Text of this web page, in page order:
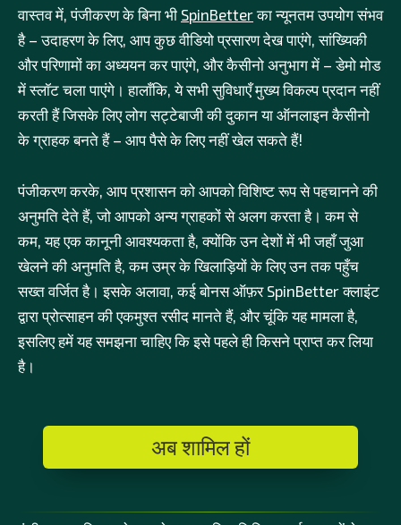
वास्तव में, पंजीकरण के बिना भी SpinBetterका न्यूनतम उपयोग संभव
है – उदाहरण के लिए, आप कुछ वीडियो प्रसारण देख पाएंगे, सांख्यिकी
और परिणामों का अध्ययन कर पाएंगे, और कैसीनो अनुभाग में – डेमो मोड
में स्लॉट चला पाएंगे। हालाँकि, ये सभी सुविधाएँ मुख्य विकल्प प्रदान नहीं
करती हैं जिसके लिए लोग सट्टेबाजी की दुकान या ऑनलाइन कैसीनो
के ग्राहक बनते हैं – आप पैसे के लिए नहीं खेल सकते हैं!
पंजीकरण करके, आप प्रशासन को आपको विशिष्ट रूप से पहचानने की
अनुमति देते हैं, जो आपको अन्य ग्राहकों से अलग करता है। कम से
कम, यह एक कानूनी आवश्यकता है, क्योंकि उन देशों में भी जहाँ जुआ
खेलने की अनुमति है, कम उम्र के खिलाड़ियों के लिए उन तक पहुँच
सख्त वर्जित है। इसके अलावा, कई बोनस ऑफ़र SpinBetter क्लाइंट
द्वारा प्रोत्साहन की एकमुश्त रसीद मानते हैं, और चूंकि यह मामला है,
इसलिए हमें यह समझना चाहिए कि इसे पहले ही किसने प्राप्त कर लिया
है।
अब शामिल हों